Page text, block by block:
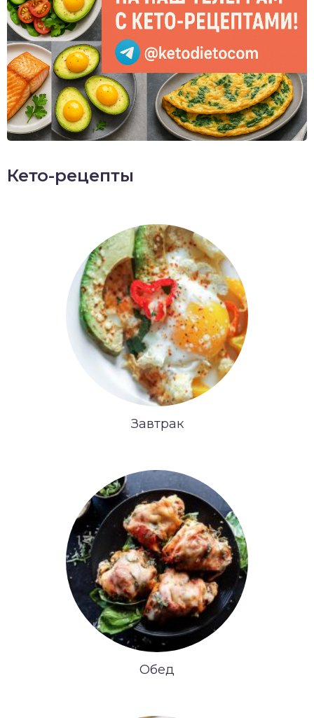
Кето-рецепты
Завтрак
Обед